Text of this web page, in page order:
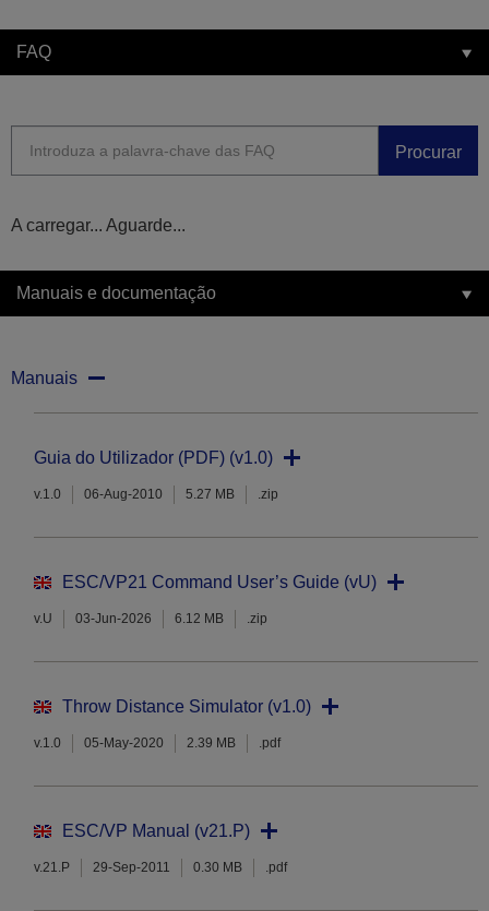
FAQ
Procurar
A carregar... Aguarde...
Manuais e documentação
Manuais
Guia do Utilizador (PDF) (v1.0)
v.1.0 06-Aug-2010 5.27 MB .zip
ESC/VP21 Command User’s Guide (vU)
v.U 03-Jun-2026 6.12 MB .zip
Throw Distance Simulator (v1.0)
v.1.0 05-May-2020 2.39 MB .pdf
ESC/VP Manual (v21.P)
v.21.P 29-Sep-2011 0.30 MB .pdf